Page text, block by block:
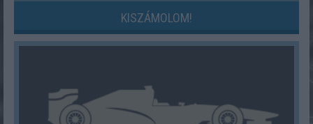
KISZÁMOLOM!